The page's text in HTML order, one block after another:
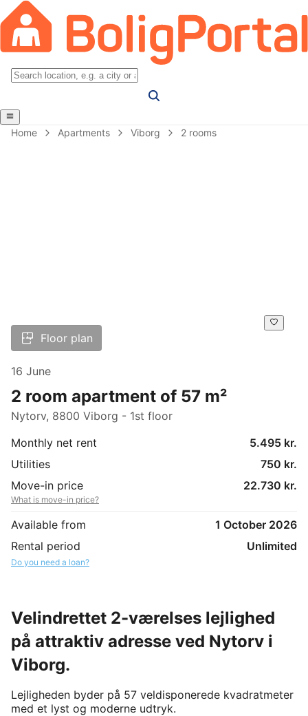
Home Apartments Viborg 2 rooms
Floor plan
16 June
2 room apartment of 57 m²
Nytorv, 8800 Viborg - 1st floor
Monthly net rent
5.495 kr.
Utilities
750 kr.
Move-in price
22.730 kr.
What is move-in price?
Available from
1 October 2026
Rental period
Unlimited
Do you need a loan?
Velindrettet 2-værelses lejlighed
på attraktiv adresse ved Nytorv i
Viborg.
Lejligheden byder på 57 veldisponerede kvadratmeter
med et lyst og moderne udtryk.